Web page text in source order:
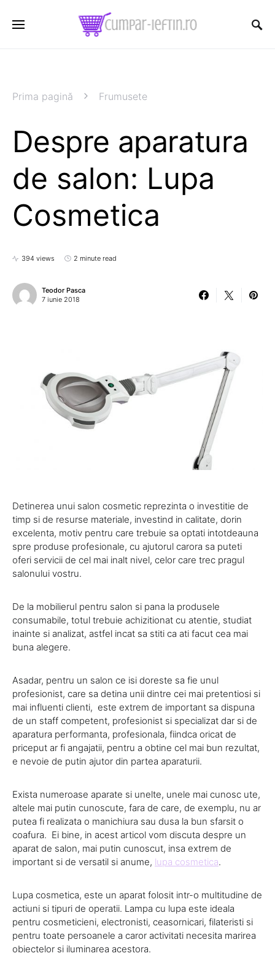
Prima pagină Frumusete
Despre aparatura
de salon: Lupa
Cosmetica
394 views 2 minute read
Teodor Pasca
7 iunie 2018
Detinerea unui salon cosmetic reprezinta o investitie de
timp si de resurse materiale, investind in calitate, dorin
excelenta, motiv pentru care trebuie sa optati intotdeauna
spre produse profesionale, cu ajutorul carora sa puteti
oferi servicii de cel mai inalt nivel, celor care trec pragul
salonului vostru.
De la mobilierul pentru salon si pana la produsele
consumabile, totul trebuie achizitionat cu atentie, studiat
inainte si analizat, astfel incat sa stiti ca ati facut cea mai
buna alegere.
Asadar, pentru un salon ce isi doreste sa fie unul
profesionist, care sa detina unii dintre cei mai pretentiosi si
mai influenti clienti, este extrem de important sa dispuna
de un staff competent, profesionist si specializat dar si de
aparatura performanta, profesionala, fiindca oricat de
priceput ar fi angajatii, pentru a obtine cel mai bun rezultat,
e nevoie de putin ajutor din partea aparaturii.
Exista numeroase aparate si unelte, unele mai cunosc ute,
altele mai putin cunoscute, fara de care, de exemplu, nu ar
putea fi realizata o manichiura sau dusa la bun sfarsit o
coafura. Ei bine, in acest articol vom discuta despre un
aparat de salon, mai putin cunoscut, insa extrem de
important si de versatil si anume, lupa cosmetica.
Lupa cosmetica, este un aparat folosit intr-o multitudine de
actiuni si tipuri de operatii. Lampa cu lupa este ideala
pentru cosmeticieni, electronisti, ceasornicari, filateristi si
pentru toate persoanele a caror activitati necesita marirea
obiectelor si iluminarea acestora.